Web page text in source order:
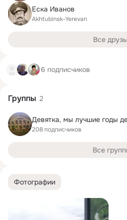
Фотографии
Еска Иванов
Akhtubinsk-Yerevan
Все
6 подписчиков
Группы 2
Девятка, мы лучшие годы
208 подписчиков
Все